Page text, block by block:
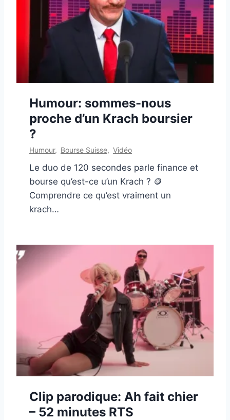
Humour: sommes-nous
proche d’un Krach boursier
?
Humour, Bourse Suisse, Vidéo
Le duo de 120 secondes parle finance et
bourse qu’est-ce u’un Krach ? 🪙
Comprendre ce qu’est vraiment un
krach…
Clip parodique: Ah fait chier
– 52 minutes RTS